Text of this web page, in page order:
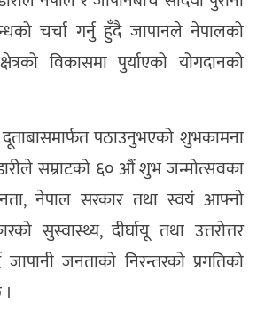
चर्चा गर्नु हुँदै जापानले नेपालको
विकासमा पुर्याएको योगदानको
पठाउनुभएको शुभकामना
सम्राटको ६० औं शुभ जन्मोत्सवका
नेपाल सरकार तथा स्वयं आफ्नो
सुस्वास्थ्य, दीर्घायू तथा उत्तरोत्तर
जापानी जनताको निरन्तरको प्रगतिको